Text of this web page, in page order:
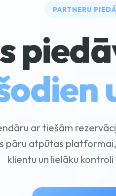
PARTNERU
ar tiešām
pāru atpūtas
klientu un lielāku